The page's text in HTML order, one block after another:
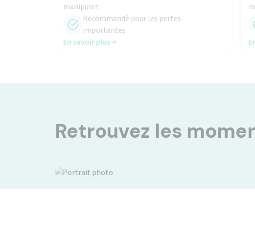
Recommandé pour les pertes
importantes
En savoir plus
Retrouvez les